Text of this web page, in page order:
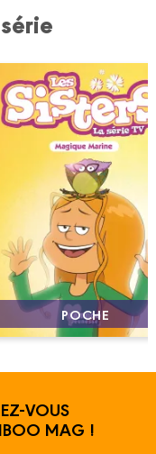
POCHE
VOUS
MAG !